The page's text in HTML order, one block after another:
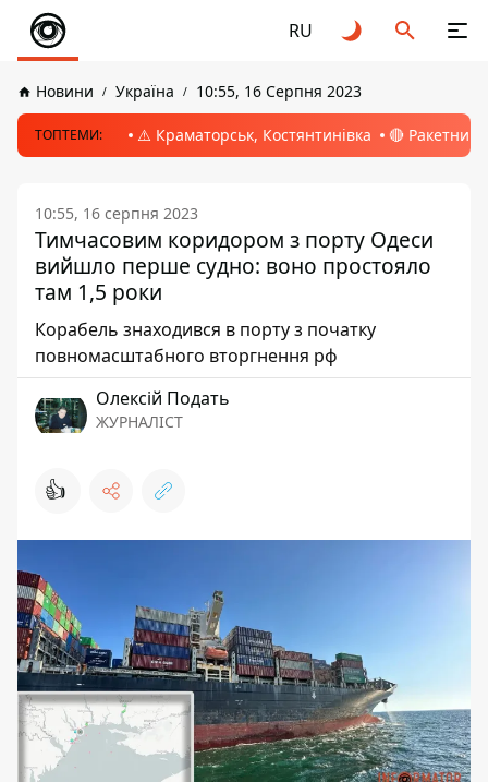
RU
Новини Україна 10:55, 16 Серпня 2023
ТОПТЕМИ: ⚠️ Краматорськ, Костянтинівка 🔴 Ракетний
10:55, 16 серпня 2023
Тимчасовим коридором з порту Одеси
вийшло перше судно: воно простояло
там 1,5 роки
Корабель знаходився в порту з початку
повномасштабного вторгнення рф
Олексій Подать
ЖУРНАЛІСТ
👍